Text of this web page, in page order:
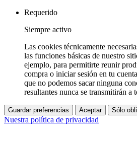
Requerido
Siempre activo
Las cookies técnicamente
las funciones básicas de nuestro
ejemplo, para permitirte reunir
compra o iniciar sesión en tu
que no podemos sacar ninguna
resultantes nunca se transmitirán a
Guardar preferencias Aceptar Sólo
Nuestra política de privacidad